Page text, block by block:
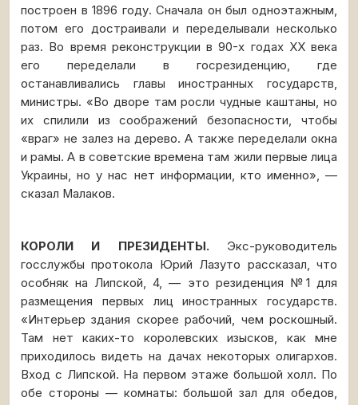
построен в 1896 году. Сначала он был одноэтажным,
потом его достраивали и переделывали несколько
раз. Во время реконструкции в 90-х годах ХХ века
его переделали в госрезиденцию, где
останавливались главы иностранных государств,
министры. «Во дворе там росли чудные каштаны, но
их спилили из соображений безопасности, чтобы
«враг» не залез на дерево. А также переделали окна
и рамы. А в советские времена там жили первые лица
Украины, но у нас нет информации, кто именно», —
сказал Малаков.
КОРОЛИ И ПРЕЗИДЕНТЫ. Экс-руководитель
госслужбы протокола Юрий Лазуто рассказал, что
особняк на Липской, 4, — это резиденция №1 для
размещения первых лиц иностранных государств.
«Интерьер здания скорее рабочий, чем роскошный.
Там нет каких-то королевских изысков, как мне
приходилось видеть на дачах некоторых олигархов.
Вход с Липской. На первом этаже большой холл. По
обе стороны — комнаты: большой зал для обедов,